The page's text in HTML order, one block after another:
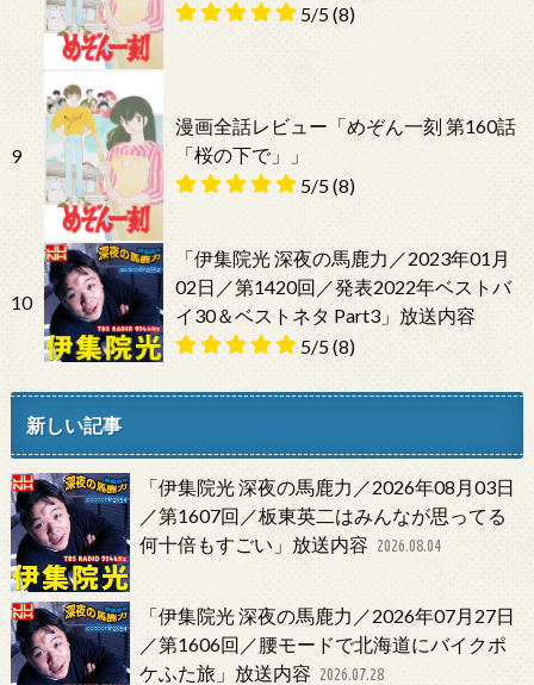
5/5(8)
9
漫画全話レビュー「めぞん一刻 第160話
「桜の下で」」
5/5(8)
10
「伊集院光 深夜の馬鹿力／2023年01月
02日／第1420回／発表2022年ベストバ
イ30＆ベストネタ Part3」放送内容
5/5(8)
新しい記事
「伊集院光 深夜の馬鹿力／2026年08月03日
／第1607回／板東英二はみんなが思ってる
何十倍もすごい」放送内容 2026.08.04
「伊集院光 深夜の馬鹿力／2026年07月27日
／第1606回／腰モードで北海道にバイクポ
ケふた旅」放送内容 2026.07.28